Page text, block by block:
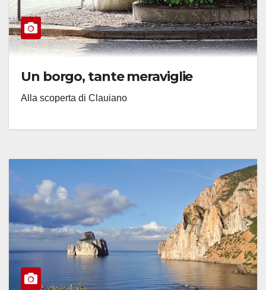
Un borgo, tante meraviglie
Alla scoperta di Clauiano